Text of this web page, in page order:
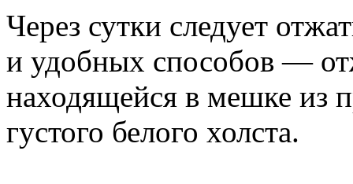
Через сутки следует
и удобных способов —
находящейся в мешке из
густого белого холста.